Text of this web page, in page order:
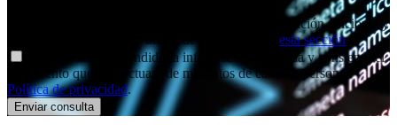
: Puedes consultar la información adicional y
detallada sobre nuestra Política de Privacidad en esta sección.
Declaro haber entendido la información facilitada y consiento el
tratamiento que se efectuará de mis datos de carácter personal.
Política de privacidad.